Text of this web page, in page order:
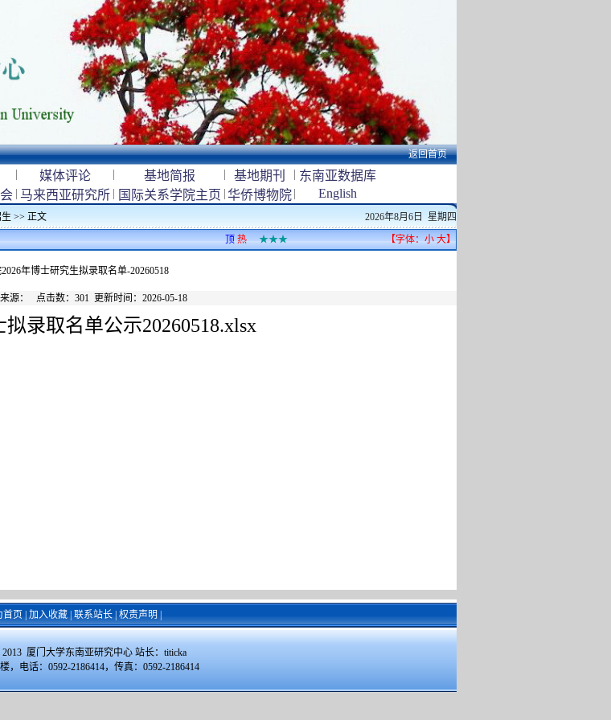
返回首页
| 媒体评论 | 基地简报 | 基地期刊 | 东南亚数据库
| 马来西亚研究所 | 国际关系学院主页 |华侨博物院| English
>> 正文
2026年8月6日 星期四
顶 热 ★★★ 【字体：小 大】
年博士研究生拟录取名单-20260518
源： 点击数： 301 更新时间：2026-05-18
录取名单公示20260518.xlsx
首页 加入收藏 联系站长 权责声明
厦门大学东南亚研究中心 站长： titicka
，电话：0592-2186414，传真：0592-2186414